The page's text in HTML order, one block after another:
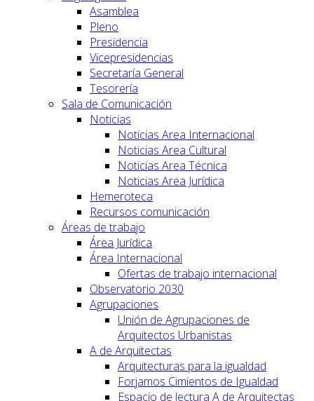
Asamblea
Pleno
Presidencia
Vicepresidencias
Secretaría General
Tesorería
Sala de Comunicación
Noticias
Noticias Area Internacional
Noticias Area Cultural
Noticias Area Técnica
Noticias Area Jurídica
Hemeroteca
Recursos comunicación
Áreas de trabajo
Área Jurídica
Área Internacional
Ofertas de trabajo internacional
Observatorio 2030
Agrupaciones
Unión de Agrupaciones de
Arquitectos Urbanistas
A de Arquitectas
Arquitecturas para la igualdad
Forjamos Cimientos de Igualdad
Espacio de lectura A de Arquitectas